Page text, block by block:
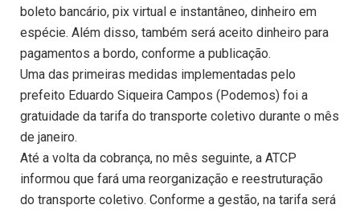
boleto bancário, pix virtual e instantâneo, dinheiro em
espécie. Além disso, também será aceito dinheiro para
pagamentos a bordo, conforme a publicação.
Uma das primeiras medidas implementadas pelo
prefeito Eduardo Siqueira Campos (Podemos) foi a
gratuidade da tarifa do transporte coletivo durante o mês
de janeiro.
Até a volta da cobrança, no mês seguinte, a ATCP
informou que fará uma reorganização e reestruturação
do transporte coletivo. Conforme a gestão, na tarifa será